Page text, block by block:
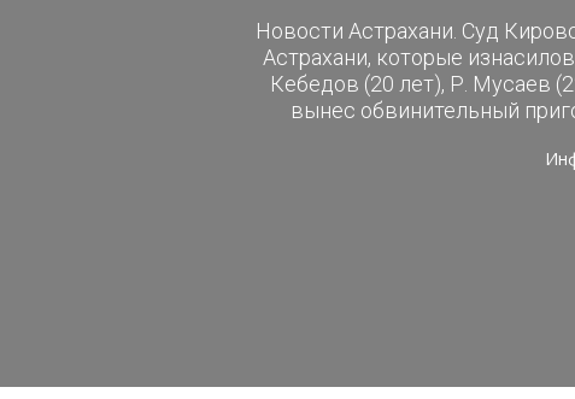
Новости Астрахани. Суд
Астрахани, которые
Кебедов (20 лет), Р. Мусаев
вынес обвинительный